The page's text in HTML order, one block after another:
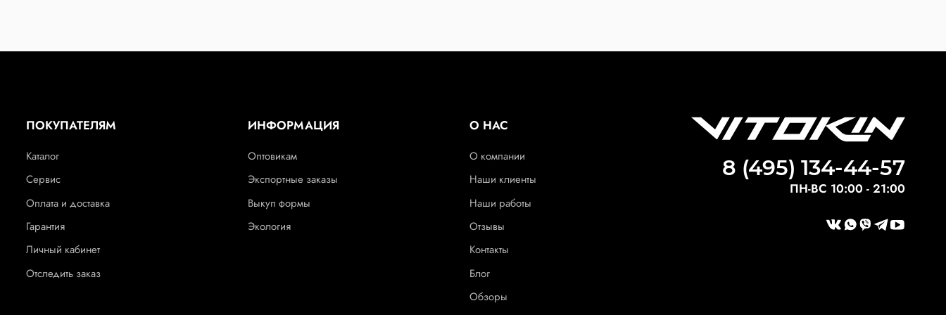
ПОКУПАТЕЛЯМ
Каталог
Сервис
Оплата и доставка
Гарантия
Личный кабинет
Отследить заказ
ИНФОРМАЦИЯ
Оптовикам
Экспортные заказы
Выкуп формы
Экология
О НАС
О компании
Наши клиенты
Наши работы
Отзывы
Контакты
Блог
Обзоры
8 (495) 134-44-57
ПН-ВС 10:00 - 21:00